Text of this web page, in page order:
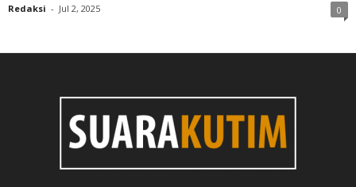
Redaksi - Jul 2, 2025 0